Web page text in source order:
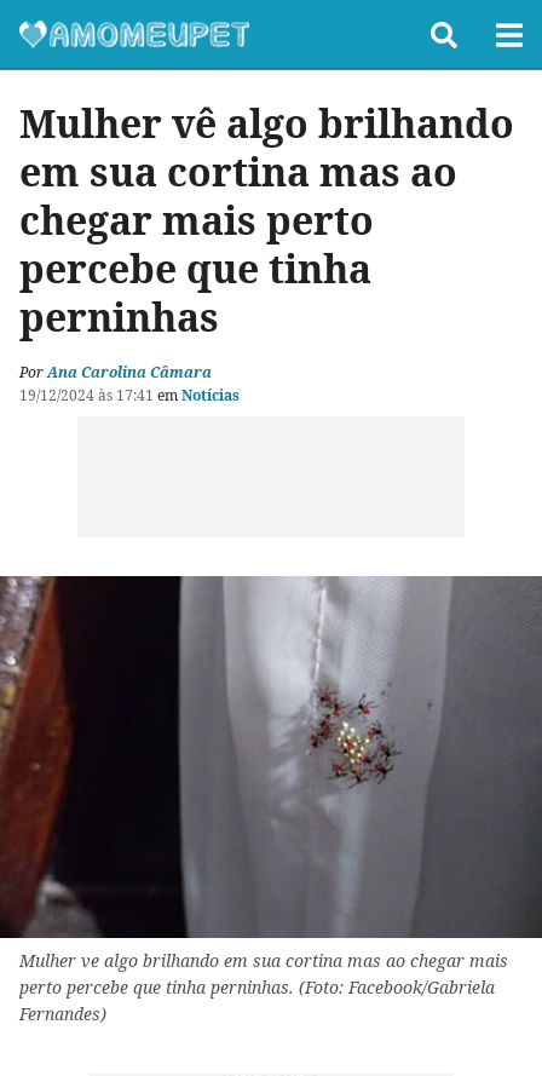
Mulher vê algo brilhando
em sua cortina mas ao
chegar mais perto
percebe que tinha
perninhas
PorAna Carolina Câmara
19/12/2024 às 17:41 emNotícias
Mulher ve algo brilhando em sua cortina mas ao chegar mais
perto percebe que tinha perninhas. (Foto: Facebook/Gabriela
Fernandes)